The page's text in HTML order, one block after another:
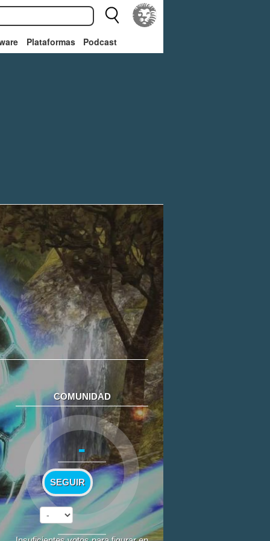
Plataformas Podcast
COMUNIDAD
-
SEGUIR